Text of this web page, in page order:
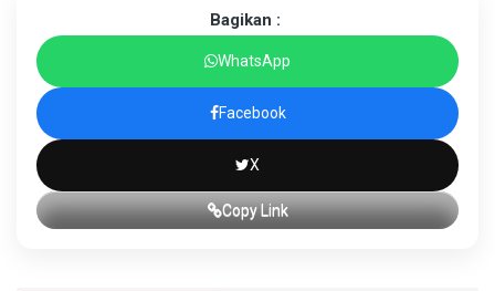
Bagikan :
WhatsApp
Facebook
X
Copy Link